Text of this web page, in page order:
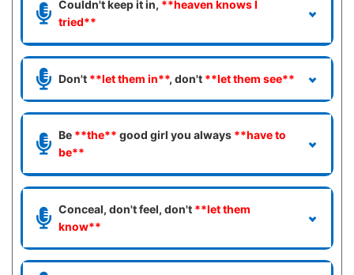
Couldn't keep it in, **heaven knows I
tried**
Don't **let them in**, don't **let them see**
Be **the** good girl you always **have to
be**
Conceal, don't feel, don't **let them
know**